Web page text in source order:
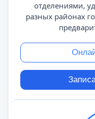
отделениями,
разных районах